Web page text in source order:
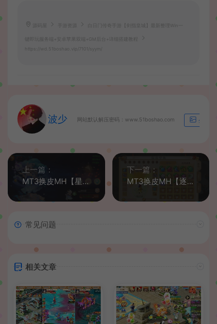
手游资源 白日门传奇手游【剑指皇城】最新整理Win一
键即玩服务端+安卓苹果双端+GM后台+详细搭建教程
https://wd.51boshao.vip/7101/syym/
波少 网站默认解压密码：www.51boshao.com 生成海
上一篇：
MT3换皮MH【星瀚西游修复版】最新整理Linux手工端+安卓苹果双端+GM后台+源码+详细搭建教程
下一篇：
MT3换皮MH【逐梦西游】最新整理Linux手工端+安卓苹果双端+GM后台+详细搭建教程
常见问题
相关文章